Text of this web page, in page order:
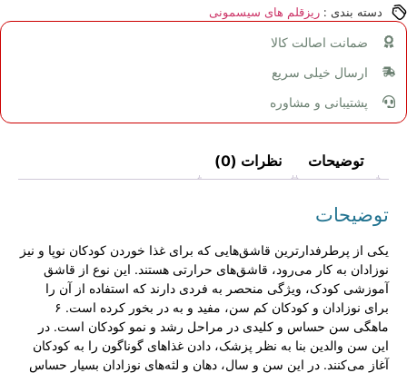
دسته بندی : ریزقلم های سیسمونی
ضمانت اصالت کالا
ارسال خیلی سریع
پشتیبانی و مشاوره
توضیحات نظرات (0)
توضیحات
یکی از پرطرفدارترین قاشق‌هایی که برای غذا خوردن کودکان نوپا و نیز
نوزادان به کار می‌رود، قاشق‌های حرارتی هستند. این نوع از قاشق
آموزشی کودک، ویژگی منحصر به فردی دارند که استفاده از آن را
برای نوزادان و کودکان کم سن، مفید و به در بخور کرده است. ۶
ماهگی سن حساس و کلیدی در مراحل رشد و نمو کودکان است. در
این سن والدین بنا به نظر پزشک، دادن غذاهای گوناگون را به کودکان
آغاز می‌کنند. در این سن و سال، دهان و لثه‌های نوزادان بسیار حساس